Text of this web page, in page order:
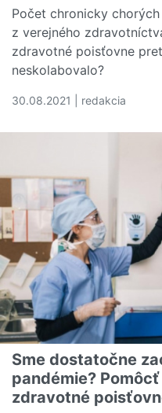
Počet chronicky
z verejného
zdravotné poisťovne
neskolabovalo?
30.08.2021 | redakcia
Sme dostatočne
pandémie?
zdravotné